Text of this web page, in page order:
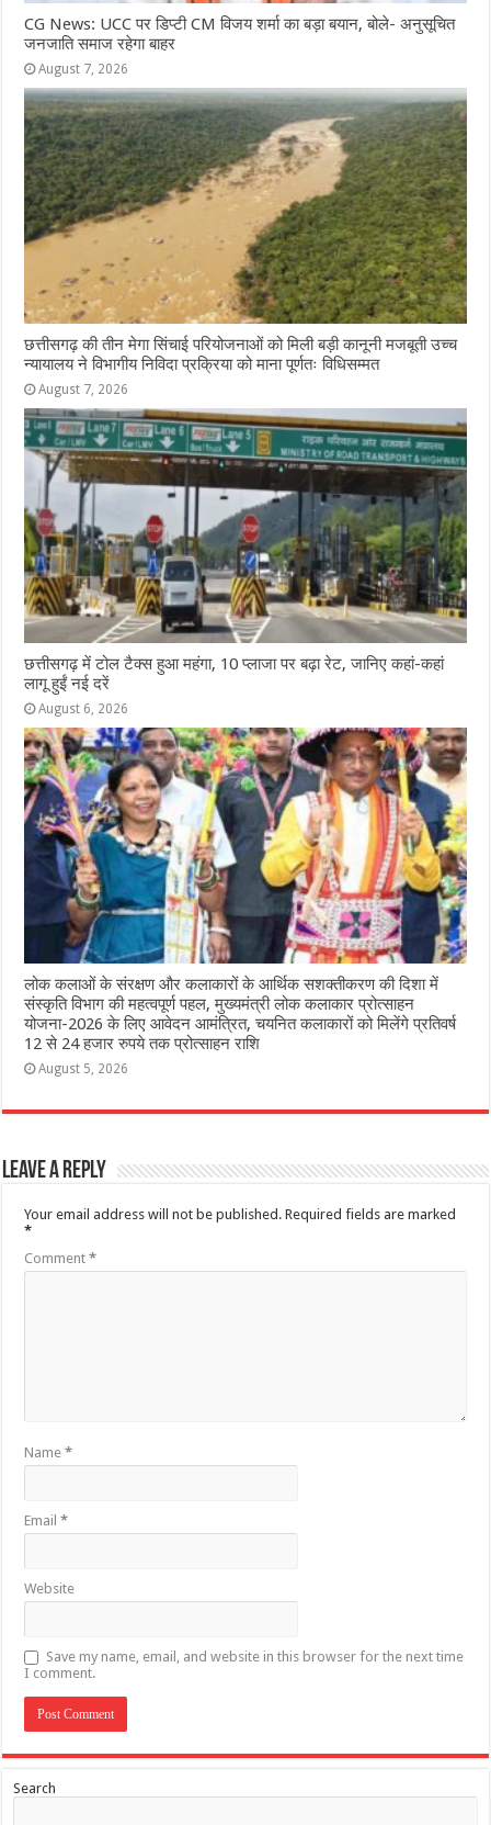
CG News: UCC पर डिप्टी CM विजय शर्मा का बड़ा बयान, बोले- अनुसूचित
जनजाति समाज रहेगा बाहर
August 7, 2026
छत्तीसगढ़ की तीन मेगा सिंचाई परियोजनाओं को मिली बड़ी कानूनी मजबूती उच्च
न्यायालय ने विभागीय निविदा प्रक्रिया को माना पूर्णतः विधिसम्मत
August 7, 2026
छत्तीसगढ़ में टोल टैक्स हुआ महंगा, 10 प्लाजा पर बढ़ा रेट, जानिए कहां-कहां
लागू हुईं नई दरें
August 6, 2026
लोक कलाओं के संरक्षण और कलाकारों के आर्थिक सशक्तीकरण की दिशा में
संस्कृति विभाग की महत्वपूर्ण पहल, मुख्यमंत्री लोक कलाकार प्रोत्साहन
योजना-2026 के लिए आवेदन आमंत्रित, चयनित कलाकारों को मिलेंगे प्रतिवर्ष
12 से 24 हजार रुपये तक प्रोत्साहन राशि
August 5, 2026
Leave a Reply
Your email address will not be published. Required fields are marked
*
Comment*
Name*
Email*
Website
Save my name, email, and website in this browser for the next time
I comment.
Search